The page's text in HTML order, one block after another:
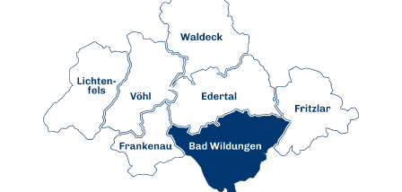
Mehr erfahren